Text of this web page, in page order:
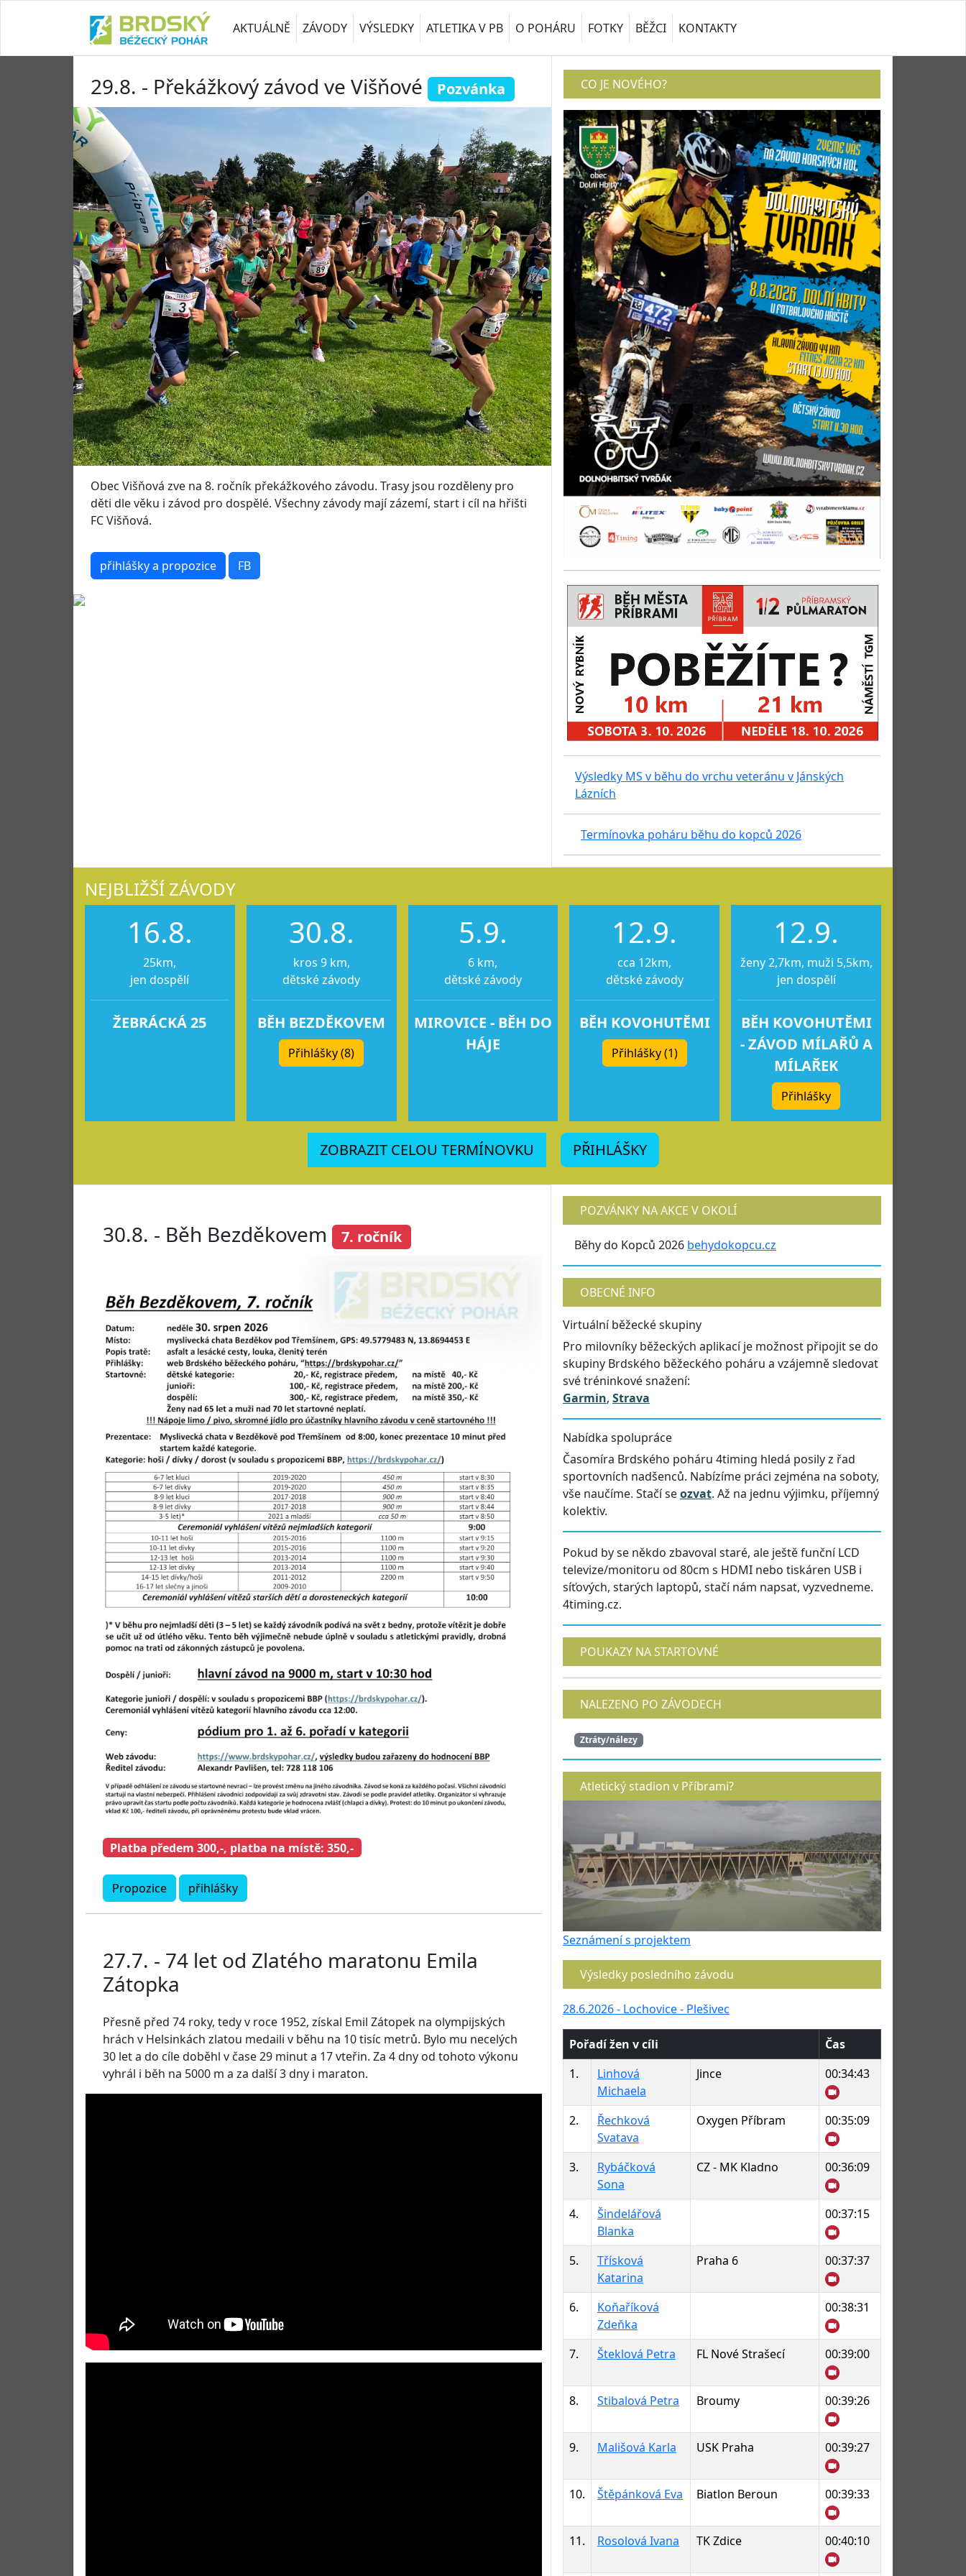
AKTUÁLNĚ ZÁVODY VÝSLEDKY ATLETIKA V PB O POHÁRU FOTKY BĚŽCI KONTAKTY
29.8. - Překážkový závod ve Višňové Pozvánka
Obec Višňová zve na 8. ročník překážkového závodu. Trasy jsou rozděleny pro
děti dle věku i závod pro dospělé. Všechny závody mají zázemí, start i cíl na hřišti
FC Višňová.
přihlášky a propozice FB
CO JE NOVÉHO?
Výsledky MS v běhu do vrchu veteránu v Jánských
Lázních
Termínovka poháru běhu do kopců 2026
NEJBLIŽŠÍ ZÁVODY
16.8.
25km,
jen dospělí
ŽEBRÁCKÁ 25
30.8.
kros 9 km,
dětské závody
BĚH BEZDĚKOVEM
Přihlášky (8)
5.9.
6 km,
dětské závody
MIROVICE - BĚH DO
HÁJE
12.9.
cca 12km,
dětské závody
BĚH KOVOHUTĚMI
Přihlášky (1)
12.9.
ženy 2,7km, muži 5,5km,
jen dospělí
BĚH KOVOHUTĚMI
- ZÁVOD MÍLAŘŮ A
MÍLAŘEK
Přihlášky
ZOBRAZIT CELOU TERMÍNOVKU PŘIHLÁŠKY
30.8. - Běh Bezděkovem 7. ročník
Platba předem 300,-, platba na místě: 350,-
Propozice přihlášky
27.7. - 74 let od Zlatého maratonu Emila
Zátopka
Přesně před 74 roky, tedy v roce 1952, získal Emil Zátopek na olympijských
hrách v Helsinkách zlatou medaili v běhu na 10 tisíc metrů. Bylo mu necelých
30 let a do cíle doběhl v čase 29 minut a 17 vteřin. Za 4 dny od tohoto výkonu
vyhrál i běh na 5000 m a za další 3 dny i maraton.
POZVÁNKY NA AKCE V OKOLÍ
Běhy do Kopců 2026 behydokopcu.cz
OBECNÉ INFO
Virtuální běžecké skupiny
Pro milovníky běžeckých aplikací je možnost připojit se do
skupiny Brdského běžeckého poháru a vzájemně sledovat
své tréninkové snažení:
Garmin, Strava
Nabídka spolupráce
Časomíra Brdského poháru 4timing hledá posily z řad
sportovních nadšenců. Nabízíme práci zejména na soboty,
vše naučíme. Stačí seozvat. Až na jednu výjimku, příjemný
kolektiv.
Pokud by se někdo zbavoval staré, ale ještě funční LCD
televize/monitoru od 80cm s HDMI nebo tiskáren USB i
síťových, starých laptopů, stačí nám napsat, vyzvedneme.
4timing.cz.
POUKAZY NA STARTOVNÉ
NALEZENO PO ZÁVODECH
Ztráty/nálezy
Atletický stadion v Příbrami?
Seznámení s projektem
Výsledky posledního závodu
28.6.2026 - Lochovice - Plešivec
Pořadí žen v cíli
Čas
1.
Linhová
Michaela
Jince 00:34:43
2.
Řechková
Svatava
Oxygen Příbram 00:35:09
3.
Rybáčková
Sona
CZ - MK Kladno 00:36:09
4.
Šindelářová
Blanka
00:37:15
5.
Třísková
Katarina
Praha 6 00:37:37
6.
Koňaříková
Zdeňka
00:38:31
7. Šteklová Petra FL Nové Strašecí 00:39:00
8. Stibalová Petra Broumy 00:39:26
9. Mališová Karla USK Praha 00:39:27
10. Štěpánková Eva Biatlon Beroun 00:39:33
11. Rosolová Ivana TK Zdice 00:40:10